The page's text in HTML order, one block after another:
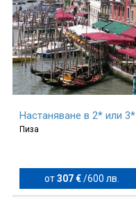
Настаняване в 2* или 3*
Пиза
от307 € /600 лв.